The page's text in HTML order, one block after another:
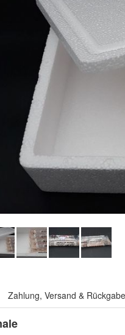
Zahlung, Versand & Rückgabe